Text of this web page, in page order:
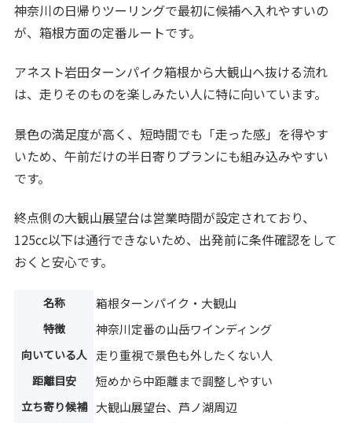
神奈川の日帰りツーリングで最初に候補へ入れやすいの
が、箱根方面の定番ルートです。
アネスト岩田ターンパイク箱根から大観山へ抜ける流れ
は、走りそのものを楽しみたい人に特に向いています。
景色の満足度が高く、短時間でも「走った感」を得やす
いため、午前だけの半日寄りプランにも組み込みやすい
です。
終点側の大観山展望台は営業時間が設定されており、
125cc以下は通行できないため、出発前に条件確認をして
おくと安心です。
名称 箱根ターンパイク・大観山
特徴 神奈川定番の山岳ワインディング
向いている人 走り重視で景色も外したくない人
距離目安 短めから中距離まで調整しやすい
立ち寄り候補 大観山展望台、芦ノ湖周辺